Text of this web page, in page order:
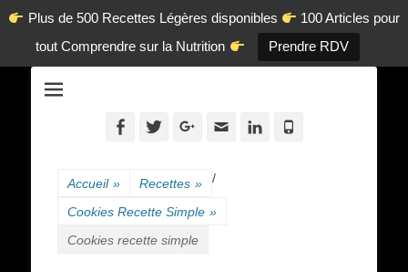
Plus de 500 Recettes Légères disponibles
100 Articles pour
tout Comprendre sur la Nutrition
Prendre RDV
en-ligne.com
Facebook
TwitterGoogleplus
AdresseLinkedin
Accueil » Recettes » /
Cookies Recette Simple »
Cookies recette simple